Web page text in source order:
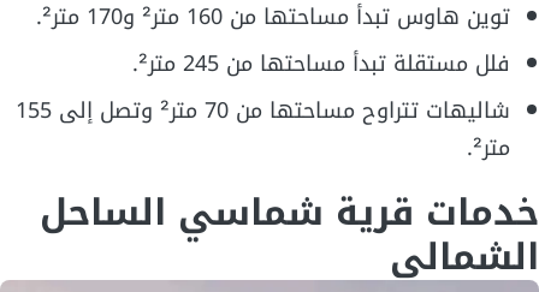
توين هاوس تبدأ مساحتها من 160 متر² و170 متر².
فلل مستقلة تبدأ مساحتها من 245 متر².
شاليهات تتراوح مساحتها من 70 متر² وتصل إلى 155
متر².
خدمات قرية شماسي الساحل
الشمالي